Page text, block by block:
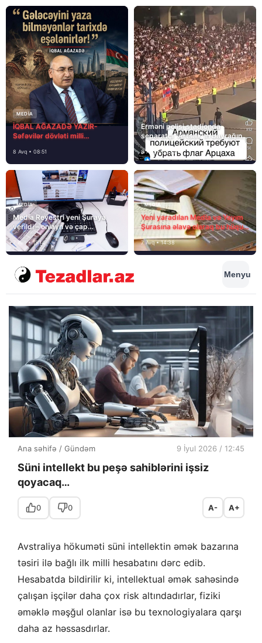
MEDİA
İQBAL AĞAZADƏ YAZIR-
Səfəvilər dövləti milli
8 Avq • 08:51
Erməni polisi stadionda
separatçı “Artsax”ın bayrağını
müsadirə etdi və…
8 Avq • 08:39
MEDİA
Media Reyestri yeni Şuraya
verildi – onlayn və çap
mediasını nə gözləyir?
7 Avq • 15:14
MEDİA
Yeni yaradılan Media və Yayım
Şurasına əlavə olaraq bu hüquq
və vəzifələr də verilib
7 Avq • 14:38
Menyu
Ana səhifə / Gündəm 9 İyul 2026 / 12:45
Süni intellekt bu peşə sahiblərini işsiz
qoyacaq…
0 0 A- A+
Avstraliya hökuməti süni intellektin əmək bazarına
təsiri ilə bağlı ilk milli hesabatını dərc edib.
Hesabatda bildirilir ki, intellektual əmək sahəsində
çalışan işçilər daha çox risk altındadırlar, fiziki
əməklə məşğul olanlar isə bu texnologiyalara qarşı
daha az həssasdırlar.